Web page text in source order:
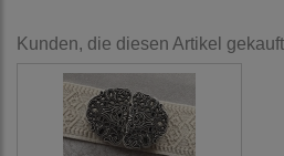
Kunden, die diesen Artikel